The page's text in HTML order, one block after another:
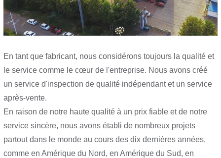
En tant que fabricant, nous considérons toujours la qualité et
le service comme le cœur de l'entreprise. Nous avons créé
un service d'inspection de qualité indépendant et un service
après-vente.
En raison de notre haute qualité à un prix fiable et de notre
service sincère, nous avons établi de nombreux projets
partout dans le monde au cours des dix dernières années,
comme en Amérique du Nord, en Amérique du Sud, en